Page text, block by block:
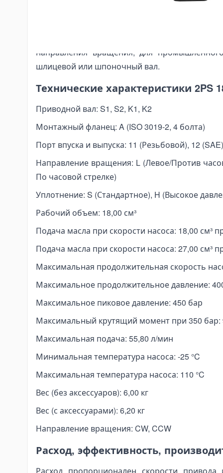
Pipa Manual
and Pressing Tools
Presses
Punching Machines
Hydraulic Punching Machines
Arbor Presses
and Spreader Tools
Flange Spreaders
Flange Spreaders
Expanders
на тягачи
гидравлические баки
баки
для баков
маслостанции
Load Binder
Load Binder
Hooks
Компактная конструкция, экономичная
направления вращения, для
шлицевой или шпоночный вал.
Технические характеристики 2PS
Приводной вал: S1, S2, K1, K2
Монтажный фланец: A (ISO 3019-2, 4 болта)
Порт впуска и выпуска: 11 (Резьбовой), 12 (SAE)
Направление вращения: L (Левое/Против
По часовой стрелке)
Уплотнение: S (Стандартное), H (Высокое
Рабочий объем: 18,00 см³
Подача масла при скорости насоса: 18,00 см³
Подача масла при скорости насоса: 27,00 см³
Максимальная продолжительная скорость
Максимальное продолжительное давление:
Максимальное пиковое давление: 450 бар
Максимальный крутящий момент при 350
Максимальная подача: 55,80 л/мин
Минимальная температура насоса: -25 °C
Максимальная температура насоса: 110 °C
Вес (без аксессуаров): 6,00 кг
Вес (с аксессуарами): 6,20 кг
Направление вращения: CW, CCW
Расход, эффективность,